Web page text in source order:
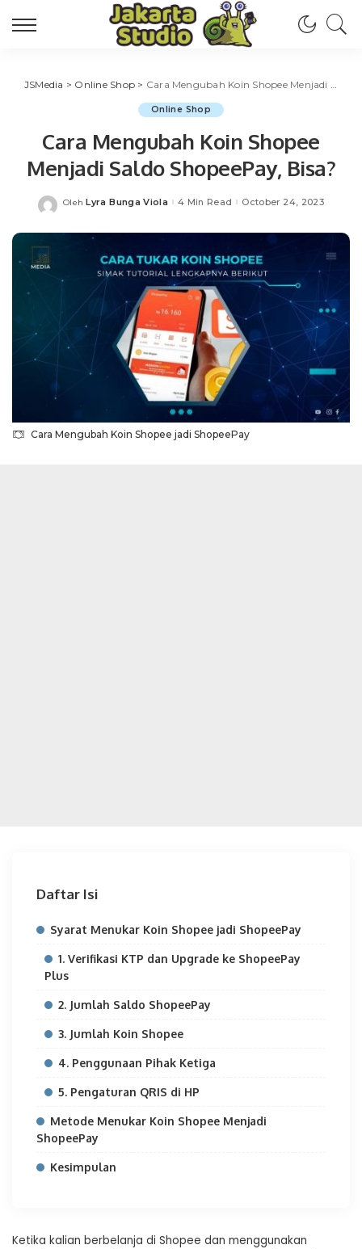
JSMedia > Online Shop > Cara Mengubah Koin Shopee Menjadi Saldo ShopeePay, Bisa?
Online Shop
Cara Mengubah Koin Shopee
Menjadi Saldo ShopeePay, Bisa?
Posted
Oleh Lyra Bunga Viola 4 Min Read October 24, 2023
Cara Mengubah Koin Shopee jadi ShopeePay
Daftar Isi
Syarat Menukar Koin Shopee jadi ShopeePay
1. Verifikasi KTP dan Upgrade ke ShopeePay
Plus
2. Jumlah Saldo ShopeePay
3. Jumlah Koin Shopee
4. Penggunaan Pihak Ketiga
5. Pengaturan QRIS di HP
Metode Menukar Koin Shopee Menjadi
ShopeePay
Kesimpulan
Ketika kalian berbelanja di Shopee dan menggunakan